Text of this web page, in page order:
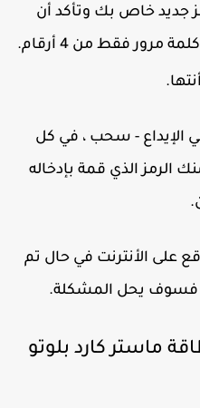
خاص بك وتأكد أن
فقط من 4 أرقام.
- سحب ، في كل
الذي قمة بإدخاله
الأنترنت في حال تم
يحل المشكلة.
ماستر كارد بلوتو